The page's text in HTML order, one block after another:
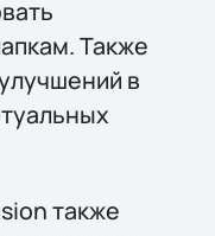
Также
в
также